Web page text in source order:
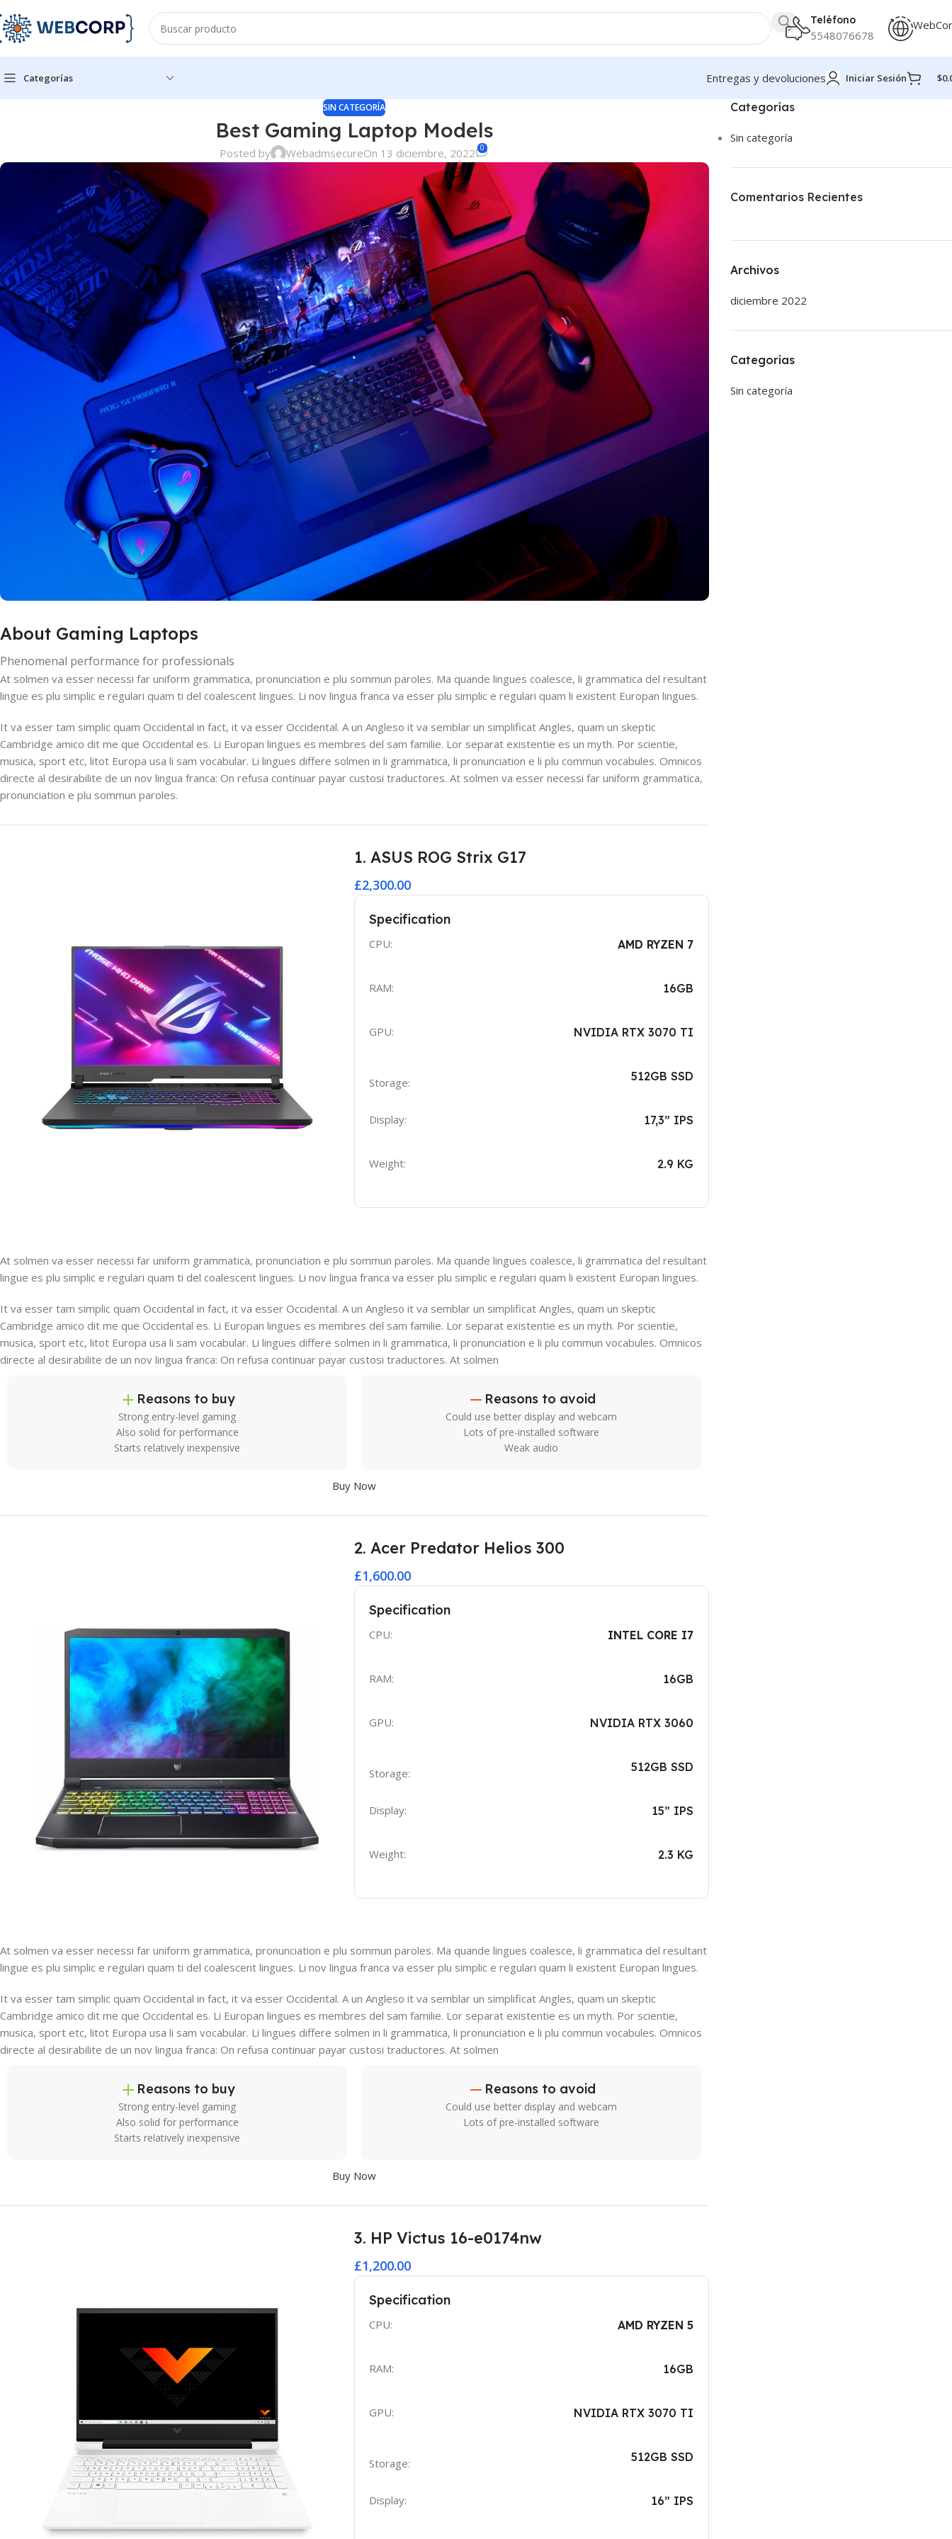
Teléfono
5548076678
Categorías Entregas y devoluciones Iniciar Sesión $
SIN CATEGORÍA
Best Gaming Laptop Models
Posted by WebadmsecureOn 13 diciembre, 2022 0
About Gaming Laptops
Phenomenal performance for professionals
At solmen va esser necessi far uniform grammatica, pronunciation e plu sommun paroles. Ma quande lingues coalesce, li grammatica del resultant
lingue es plu simplic e regulari quam ti del coalescent lingues. Li nov lingua franca va esser plu simplic e regulari quam li existent Europan lingues.
It va esser tam simplic quam Occidental in fact, it va esser Occidental. A un Angleso it va semblar un simplificat Angles, quam un skeptic
Cambridge amico dit me que Occidental es. Li Europan lingues es membres del sam familie. Lor separat existentie es un myth. Por scientie,
musica, sport etc, litot Europa usa li sam vocabular. Li lingues differe solmen in li grammatica, li pronunciation e li plu commun vocabules. Omnicos
directe al desirabilite de un nov lingua franca: On refusa continuar payar custosi traductores. At solmen va esser necessi far uniform grammatica,
pronunciation e plu sommun paroles.
1. ASUS ROG Strix G17
£2,300.00
Specification
CPU: AMD RYZEN 7
RAM: 16GB
GPU: NVIDIA RTX 3070 TI
Storage: 512GB SSD
Display: 17,3” IPS
Weight: 2.9 KG
At solmen va esser necessi far uniform grammatica, pronunciation e plu sommun paroles. Ma quande lingues coalesce, li grammatica del resultant
lingue es plu simplic e regulari quam ti del coalescent lingues. Li nov lingua franca va esser plu simplic e regulari quam li existent Europan lingues.
It va esser tam simplic quam Occidental in fact, it va esser Occidental. A un Angleso it va semblar un simplificat Angles, quam un skeptic
Cambridge amico dit me que Occidental es. Li Europan lingues es membres del sam familie. Lor separat existentie es un myth. Por scientie,
musica, sport etc, litot Europa usa li sam vocabular. Li lingues differe solmen in li grammatica, li pronunciation e li plu commun vocabules. Omnicos
directe al desirabilite de un nov lingua franca: On refusa continuar payar custosi traductores. At solmen
Reasons to buy
Strong entry-level gaming
Also solid for performance
Starts relatively inexpensive
Reasons to avoid
Could use better display and webcam
Lots of pre-installed software
Weak audio
Buy Now
2. Acer Predator Helios 300
£1,600.00
Specification
CPU: INTEL CORE I7
RAM: 16GB
GPU: NVIDIA RTX 3060
Storage: 512GB SSD
Display: 15” IPS
Weight: 2.3 KG
At solmen va esser necessi far uniform grammatica, pronunciation e plu sommun paroles. Ma quande lingues coalesce, li grammatica del resultant
lingue es plu simplic e regulari quam ti del coalescent lingues. Li nov lingua franca va esser plu simplic e regulari quam li existent Europan lingues.
It va esser tam simplic quam Occidental in fact, it va esser Occidental. A un Angleso it va semblar un simplificat Angles, quam un skeptic
Cambridge amico dit me que Occidental es. Li Europan lingues es membres del sam familie. Lor separat existentie es un myth. Por scientie,
musica, sport etc, litot Europa usa li sam vocabular. Li lingues differe solmen in li grammatica, li pronunciation e li plu commun vocabules. Omnicos
directe al desirabilite de un nov lingua franca: On refusa continuar payar custosi traductores. At solmen
Reasons to buy
Strong entry-level gaming
Also solid for performance
Starts relatively inexpensive
Reasons to avoid
Could use better display and webcam
Lots of pre-installed software
Buy Now
3. HP Victus 16-e0174nw
£1,200.00
Specification
CPU: AMD RYZEN 5
RAM: 16GB
GPU: NVIDIA RTX 3070 TI
Storage: 512GB SSD
Display: 16” IPS
Categorías
Sin categoría
Comentarios Recientes
Archivos
diciembre 2022
Categorías
Sin categoría